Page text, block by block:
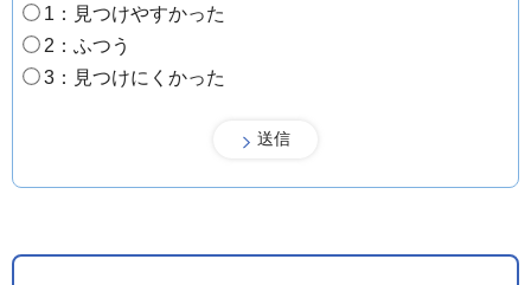
1：見つけやすかった
2：ふつう
3：見つけにくかった